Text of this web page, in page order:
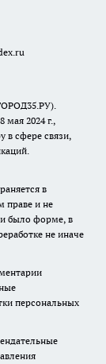
2024 г.,
в сфере связи,
в
праве и не
было форме, в
не иначе
персональных